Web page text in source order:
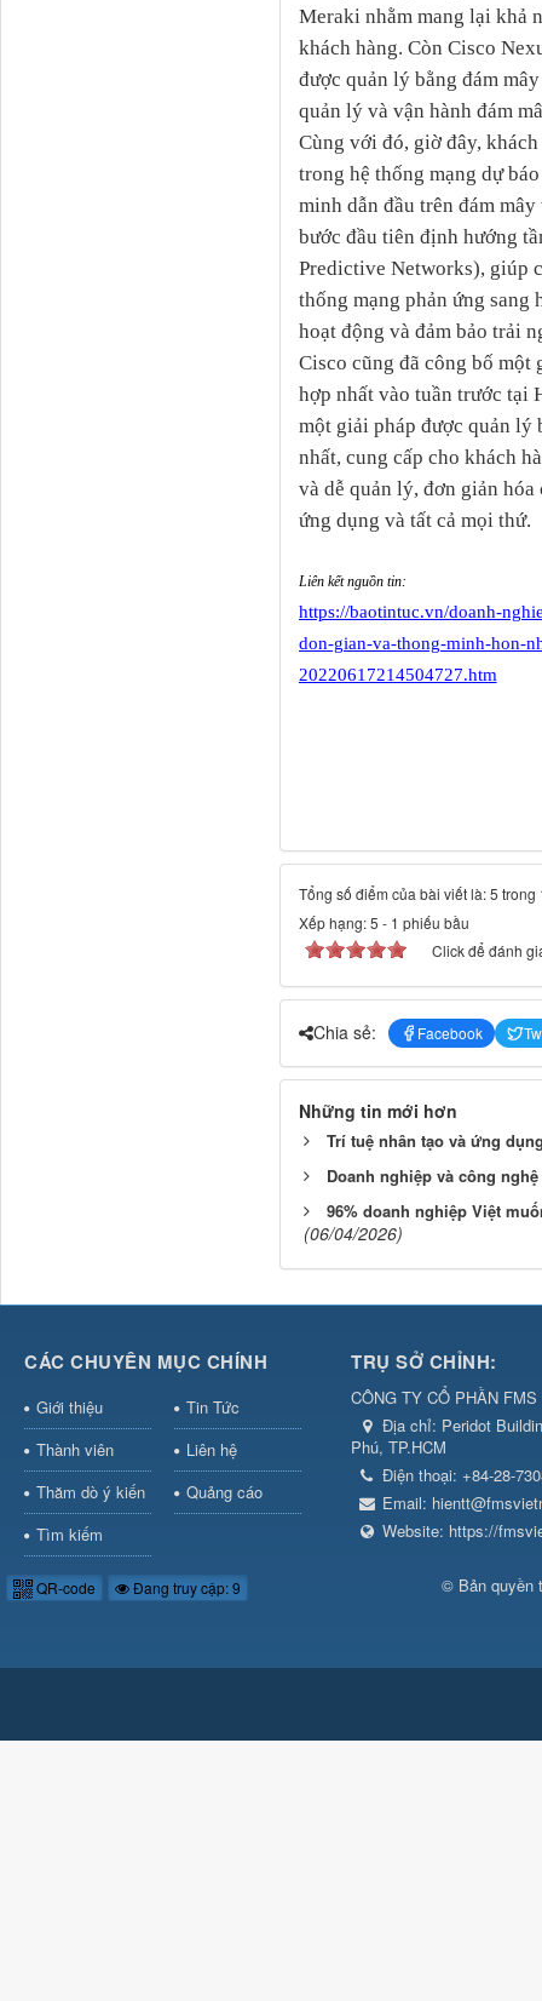
Meraki nhằm mang lại khả
khách hàng. Còn Cisco
được quản lý bằng đám
quản lý và vận hành đám
Cùng với đó, giờ đây,
trong hệ thống mạng dự
minh dẫn đầu trên đám
bước đầu tiên định hướng
Predictive Networks), giúp
thống mạng phản ứng sang
hoạt động và đảm bảo trải
Cisco cũng đã công bố một
hợp nhất vào tuần trước tại
một giải pháp được quản lý
nhất, cung cấp cho khách
và dễ quản lý, đơn giản
ứng dụng và tất cả mọi thứ.
Liên kết nguồn tin:
https://baotintuc.vn/doanh-
don-gian-va-thong-minh-hon-
20220617214504727.htm
Tổng số điểm của bài viết là: 5 trong
Xếp hạng:5 - 1 phiếu bầu
Click để đánh
Chia sẻ: Facebook
Những tin mới hơn
Trí tuệ nhân tạo và ứng
Doanh nghiệp và công
96% doanh nghiệp Việt
(06/04/2026)
CÁC CHUYÊN MỤC CHÍNH
Giới thiệu
Tin Tức
Thành viên
Liên hệ
Thăm dò ý kiến
Quảng cáo
Tìm kiếm
TRỤ SỞ CHỈNH:
CÔNG TY CỔ PHẦN
Địa chỉ: Peridot
Phú, TP.HCM
Điện thoại: +84-28-
Email:
Website: https://
QR-code Đang truy cập: 9 © Bản quyền